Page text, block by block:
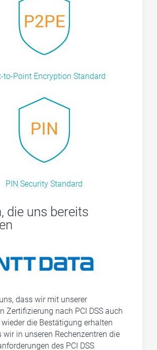
to-Point Encryption Standard
PIN Security Standard
die uns bereits
dass wir mit unserer
Zertifizierung nach PCI DSS auch
die Bestätigung erhalten
wir in unseren Rechenzentren die
des PCI DSS